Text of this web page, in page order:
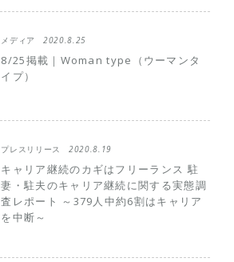
メディア 2020.8.25
8/25掲載｜Woman type（ウーマンタ
イプ）
プレスリリース 2020.8.19
キャリア継続のカギはフリーランス 駐
妻・駐夫のキャリア継続に関する実態調
査レポート ～379人中約6割はキャリア
を中断～